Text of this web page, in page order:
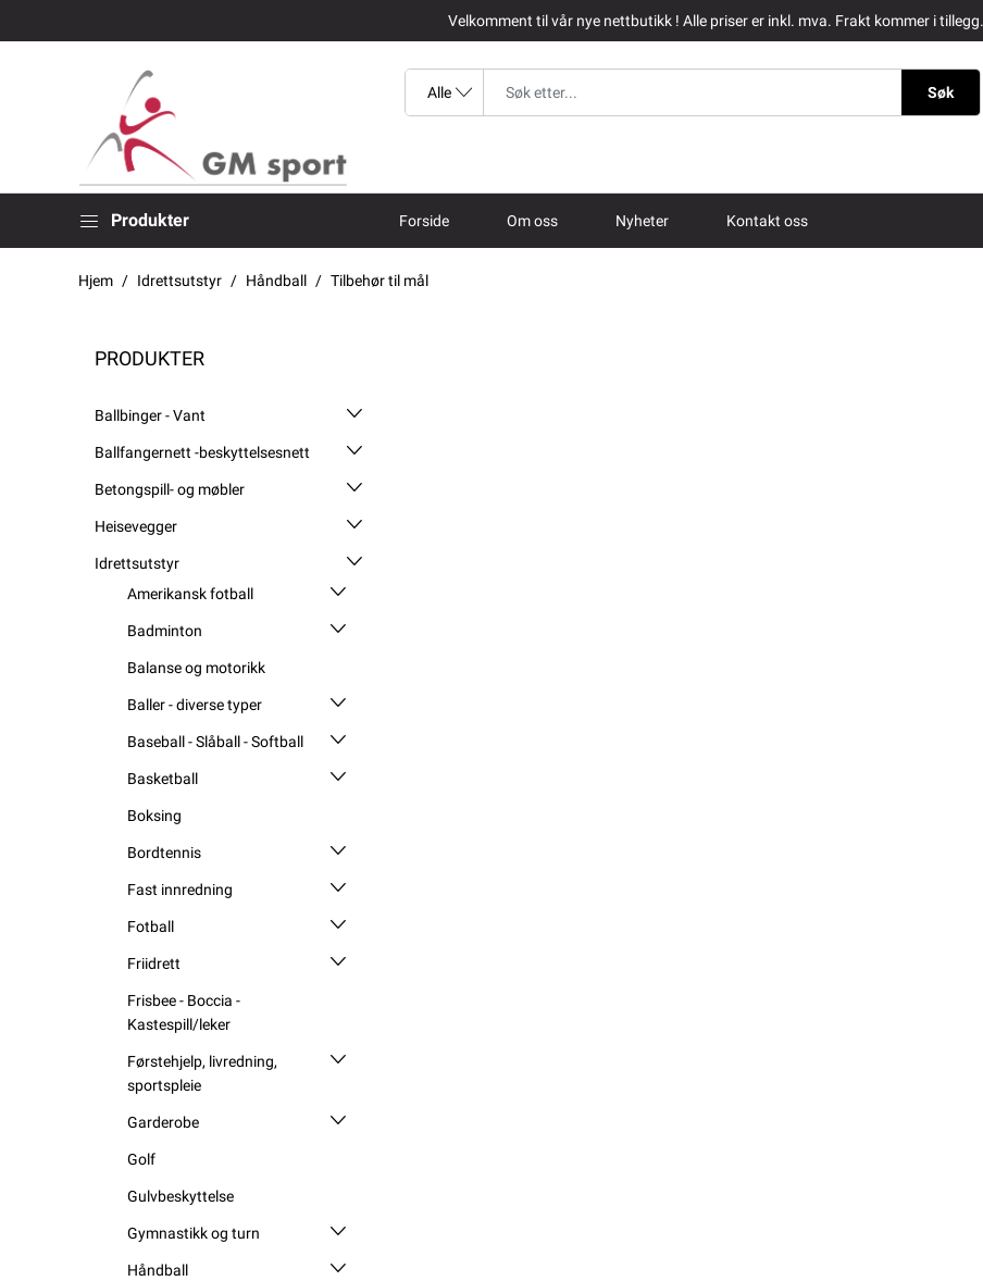
Velkomment til vår nye nettbutikk ! Alle priser er inkl. mva. Frakt kommer i tillegg.
Søk
Produkter Forside Om oss Nyheter Kontakt oss
Hjem Idrettsutstyr Håndball Tilbehør til mål
PRODUKTER
Ballbinger - Vant
Ballfangernett -beskyttelsesnett
Betongspill- og møbler
Heisevegger
Idrettsutstyr
Amerikansk fotball
Badminton
Balanse og motorikk
Baller - diverse typer
Baseball - Slåball - Softball
Basketball
Boksing
Bordtennis
Fast innredning
Fotball
Friidrett
Frisbee - Boccia -
Kastespill/leker
Førstehjelp, livredning,
sportspleie
Garderobe
Golf
Gulvbeskyttelse
Gymnastikk og turn
Håndball